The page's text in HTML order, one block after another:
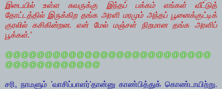
இடையில் உள்ள சுவருக்கு இந்தப் பக்கம் எங்கள் வீட்டுத்
தோட்டத்தில் இருக்கிற தங்க அரளி மரமும் அந்தப் பூனைக்குட்டிக்
குரலில் கசிகின்றன. என் மேல் மஞ்சள் நிறமான தங்க அரளிப்
பூக்கள்.’
@@@@@@@@@@@@@@@@@@@@@@@@@@
@@@@@@@@@@@@
சரி, நாமளும் 'வாசிப்பாளர்'தான்னு காண்பித்துக் கொண்டாயிற்று.